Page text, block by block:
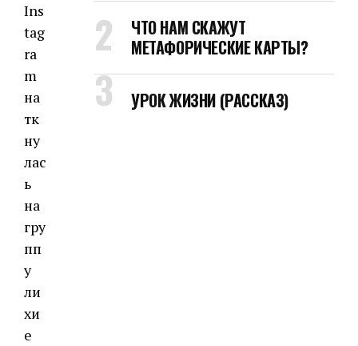
Ins
tag
ra
m
на
тк
ну
лас
ь
на
гру
пп
у
ли
хи
е
ЧТО НАМ СКАЖУТ
МЕТАФОРИЧЕСКИЕ КАРТЫ?
УРОК ЖИЗНИ (РАССКАЗ)